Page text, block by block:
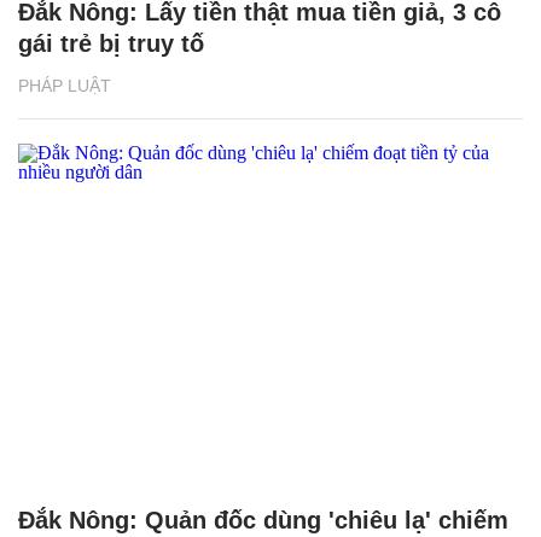
PHÁP LUẬT
Đắk Nông: Lấy tiền thật mua tiền giả, 3 cô
gái trẻ bị truy tố
Đắk Nông: Quản đốc dùng 'chiêu lạ' chiếm